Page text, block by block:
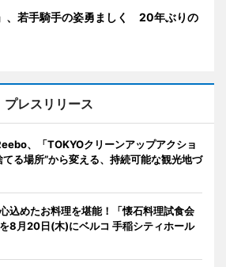
、若手騎手の姿勇ましく 20年ぶりの
プレスリリース
、「TOKYOクリーンアップアクショ
てる場所”から変える、持続可能な観光地づ
込めたお料理を堪能！「懐石料理試食会
8月20日(木)にベルコ 手稲シティホール